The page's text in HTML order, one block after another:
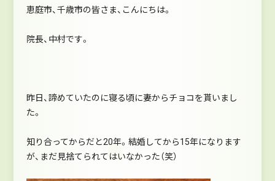
恵庭市、千歳市の皆さま、こんにちは。
院長、中村です。
昨日、諦めていたのに寝る頃に妻からチョコを貰いまし
た。
知り合ってからだと20年。結婚してから15年になります
が、まだ見捨てられてはいなかった（笑）